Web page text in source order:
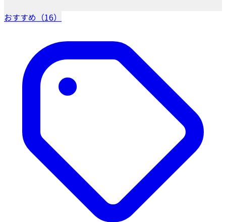
おすすめ（16）